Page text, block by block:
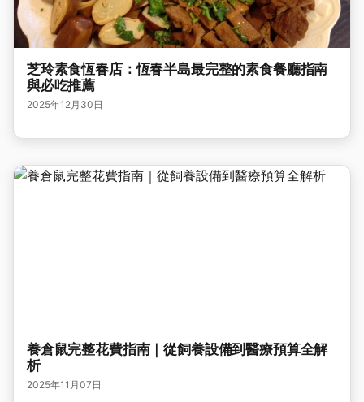
芝玲素食恆春店：恆春半島最完整的素食餐廳指南
與必吃推薦
2025年12月30日
養倉鼠完整花費指南｜從飼養設備到醫療預算全解
析
2025年11月07日